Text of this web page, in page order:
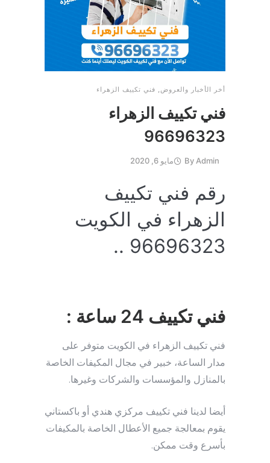
أخر الأخبار والعروض فني تكييف الزهراء
فني تكييف الزهراء
96696323
By Admin مايو 6, 2020
رقم فني تكييف
الزهراء في الكويت
96696323 ..
فني تكييف 24 ساعة :
فني تكييف الزهراء في الكويت متوفر على
مدار الساعة، خبير في مجال المكيفات الخاصة
بالمنازل والمؤسسات والشركات وغيرها.
أيضا لدينا فني تكييف مركزي هندي أو باكستاني
يقوم بمعالجة جميع الأعطال الخاصة بالمكيفات
بأسرع وقت ممكن.